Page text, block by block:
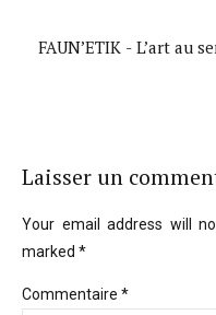
FAUN’ETIK - L’art au
Laisser un
Your email address will
marked *
Commentaire *